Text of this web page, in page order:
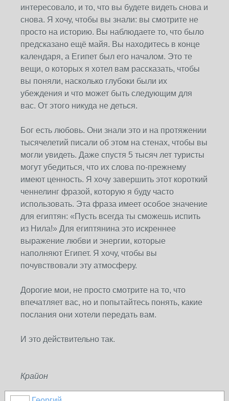
интересовало, и то, что вы будете видеть снова и
снова. Я хочу, чтобы вы знали: вы смотрите не
просто на историю. Вы наблюдаете то, что было
предсказано ещё майя. Вы находитесь в конце
календаря, а Египет был его началом. Это те
вещи, о которых я хотел вам рассказать, чтобы
вы поняли, насколько глубоки были их
убеждения и что может быть следующим для
вас. От этого никуда не деться.
Бог есть любовь. Они знали это и на протяжении
тысячелетий писали об этом на стенах, чтобы вы
могли увидеть. Даже спустя 5 тысяч лет туристы
могут убедиться, что их слова по-прежнему
имеют ценность. Я хочу завершить этот короткий
ченнелинг фразой, которую я буду часто
использовать. Эта фраза имеет особое значение
для египтян: «Пусть всегда ты сможешь испить
из Нила!» Для египтянина это искреннее
выражение любви и энергии, которые
наполняют Египет. Я хочу, чтобы вы
почувствовали эту атмосферу.
Дорогие мои, не просто смотрите на то, что
впечатляет вас, но и попытайтесь понять, какие
послания они хотели передать вам.
И это действительно так.
Крайон